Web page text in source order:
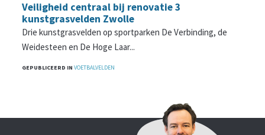
Veiligheid centraal bij renovatie 3
kunstgrasvelden Zwolle
Drie kunstgrasvelden op sportparken De Verbinding, de
Weidesteen en De Hoge Laar...
GEPUBLICEERD IN VOETBALVELDEN